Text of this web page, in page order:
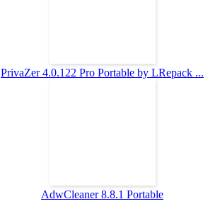
PrivaZer 4.0.122 Pro Portable by LRepack ...
AdwCleaner 8.8.1 Portable